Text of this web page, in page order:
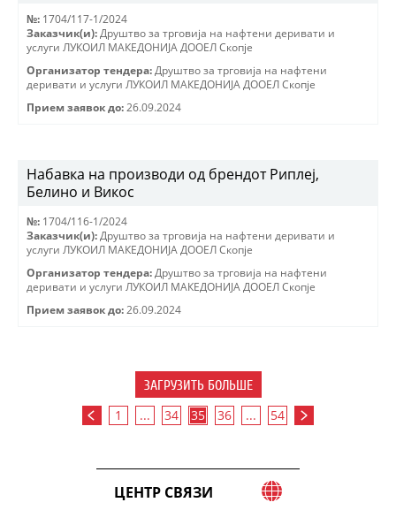
№: 1704/117-1/2024
Заказчик(и): Друштво за трговиjа на нафтени деривати и
услуги ЛУКОИЛ МАКЕДОНИJА ДООЕЛ Скопjе
Организатор тендера: Друштво за трговиjа на нафтени
деривати и услуги ЛУКОИЛ МАКЕДОНИJА ДООЕЛ Скопjе
Прием заявок до: 26.09.2024
Набавка на производи од брендот Риплеј,
Белино и Викос
№: 1704/116-1/2024
Заказчик(и): Друштво за трговиjа на нафтени деривати и
услуги ЛУКОИЛ МАКЕДОНИJА ДООЕЛ Скопjе
Организатор тендера: Друштво за трговиjа на нафтени
деривати и услуги ЛУКОИЛ МАКЕДОНИJА ДООЕЛ Скопjе
Прием заявок до: 26.09.2024
ЗАГРУЗИТЬ БОЛЬШЕ
1 ... 34 35 36 ... 54
ЦЕНТР СВЯЗИ